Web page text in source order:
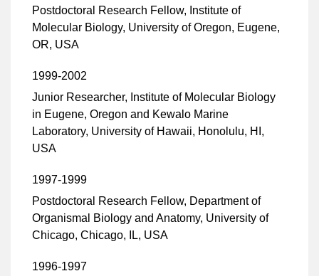
Postdoctoral Research Fellow, Institute of
Molecular Biology, University of Oregon, Eugene,
OR, USA
1999-2002
Junior Researcher, Institute of Molecular Biology
in Eugene, Oregon and Kewalo Marine
Laboratory, University of Hawaii, Honolulu, HI,
USA
1997-1999
Postdoctoral Research Fellow, Department of
Organismal Biology and Anatomy, University of
Chicago, Chicago, IL, USA
1996-1997